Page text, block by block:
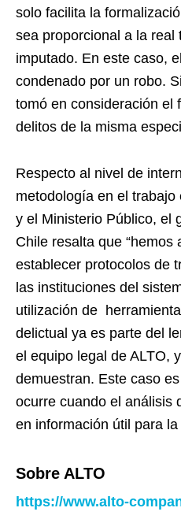
solo facilita la
sea proporcional a la real
imputado. En este caso,
condenado por un robo.
tomó en consideración el
delitos de la misma
Respecto al nivel de
metodología en el
y el Ministerio Público, el
Chile resalta que “hemos
establecer protocolos de
las instituciones del
utilización de
delictual ya es parte del
el equipo legal de ALTO,
demuestran. Este caso
ocurre cuando el análisis
en información útil para
Sobre ALTO
https://www.alto-